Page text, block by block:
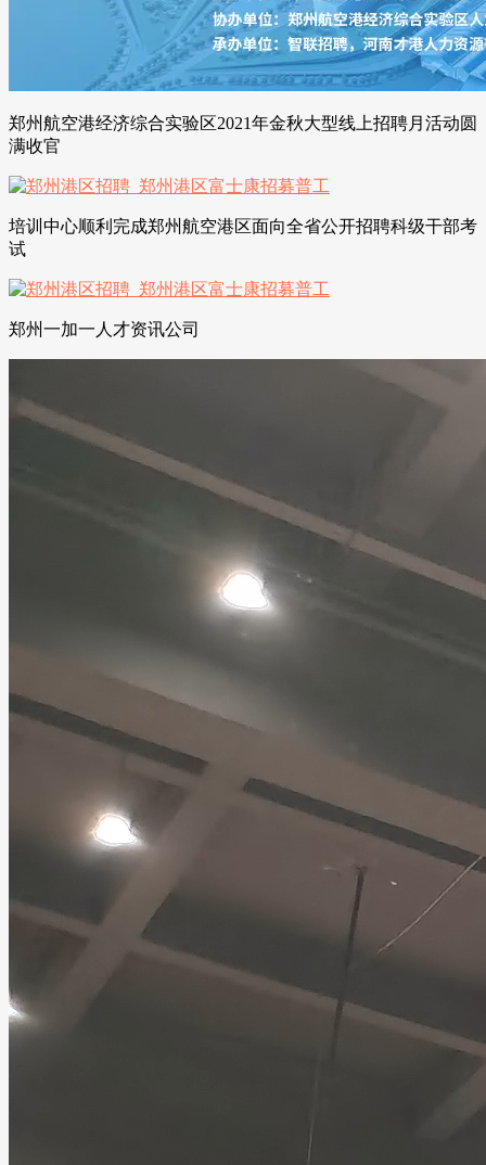
郑州航空港经济综合实验区2021年金秋大型线上招聘月活动圆
满收官
培训中心顺利完成郑州航空港区面向全省公开招聘科级干部考
试
郑州一加一人才资讯公司